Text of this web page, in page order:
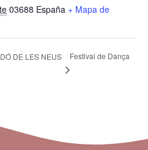
03688 España + Mapa de
DE LES NEUS Festival de Dança